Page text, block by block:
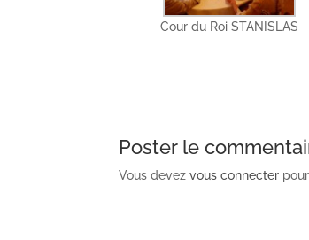
Cour du Roi STANISLAS
Poster le
Vous devezvous connecter